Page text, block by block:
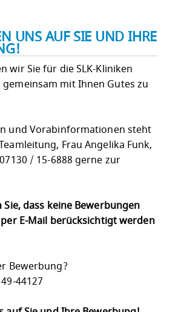
UNS AUF SIE UND IHRE
wir Sie für die SLK-Kliniken
mit Ihnen Gutes zu
und Vorabinformationen steht
Frau Angelika Funk,
/ 15-6888 gerne zur
dass keine Bewerbungen
E-Mail berücksichtigt werden
Bewerbung?
44127